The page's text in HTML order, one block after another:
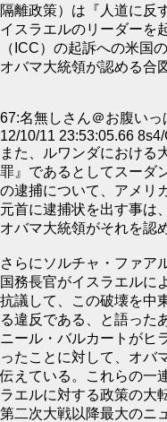
隔離政策）は『人道に反
イスラエルのリーダーを
（ICC）の起訴への米国
オバマ大統領が認める合
67:名無しさん＠お腹いっ
12/10/11 23:53:05.66
また、ルワンダにおける
罪』であるとしてスーダ
の逮捕について、アメリ
元首に逮捕状を出す事は
オバマ大統領がそれを認
さらにソルチャ・ファア
国務長官がイスラエルに
抗議して、この破壊を中
る違反である、と語った
ニール・バルカートがヒ
ったことに対して、オバ
伝えている。これらの一
ラエルに対する政策の大
第二次大戦以降最大のニ